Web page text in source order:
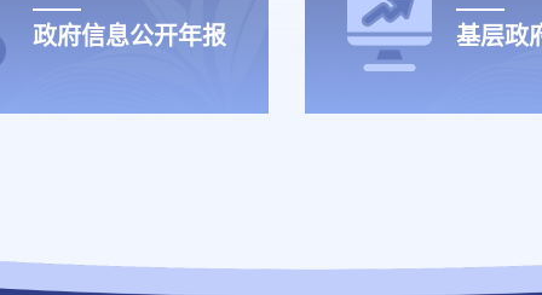
政府信息公开年报 基层政